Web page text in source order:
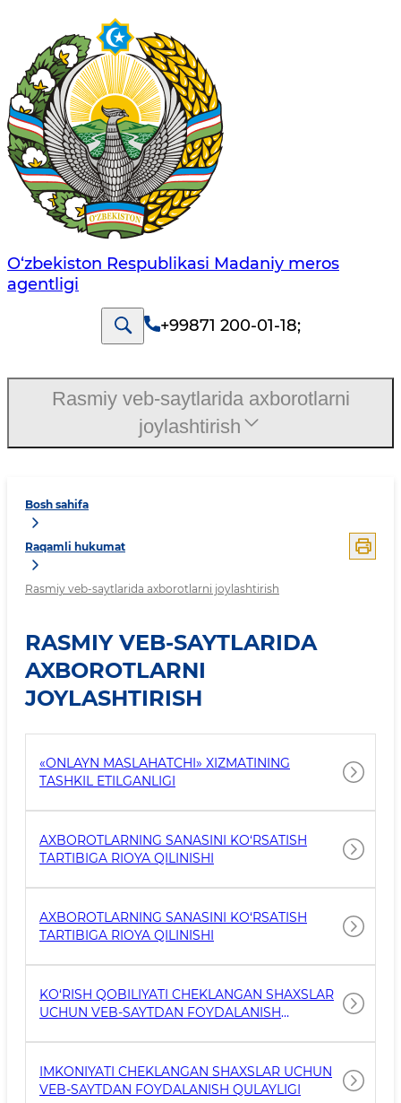
O‘zbekiston Respublikasi Madaniy meros
agentligi
+99871 200-01-18;
Bosh sahifa
Raqamli hukumat
Rasmiy veb-saytlarida axborotlarni joylashtirish
RASMIY VEB-SAYTLARIDA
AXBOROTLARNI
JOYLASHTIRISH
«ONLAYN MASLAHATCHI» XIZMATINING
TASHKIL ETILGANLIGI
AXBOROTLARNING SANASINI KO‘RSATISH
TARTIBIGA RIOYA QILINISHI
AXBOROTLARNING SANASINI KO‘RSATISH
TARTIBIGA RIOYA QILINISHI
KO‘RISH QOBILIYATI CHEKLANGAN SHAXSLAR
UCHUN VEB-SAYTDAN FOYDALANISH
IMKONIYATI CHEKLANGAN SHAXSLAR UCHUN
VEB-SAYTDAN FOYDALANISH QULAYLIGI
Rasmiy veb-saytlarida axborotlarni
joylashtirish